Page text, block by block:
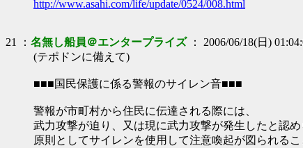
http://www.asahi.com/life/update/0524/008.html
21 ： 名無し船員＠エンタープライズ： 2006/06/18(日)
(テポドンに備えて)
■■■国民保護に係る警報のサイレン音■■■
警報が市町村から住民に伝達される際には、
武力攻撃が迫り、又は現に武力攻撃が発生したと認
原則としてサイレンを使用して注意喚起が図られるこ